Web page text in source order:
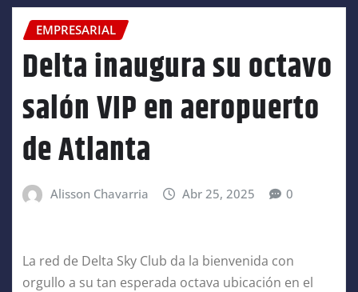
EMPRESARIAL
Delta inaugura su octavo
salón VIP en aeropuerto
de Atlanta
Alisson Chavarria Abr 25, 2025 0
La red de Delta Sky Club da la bienvenida con
orgullo a su tan esperada octava ubicación en el